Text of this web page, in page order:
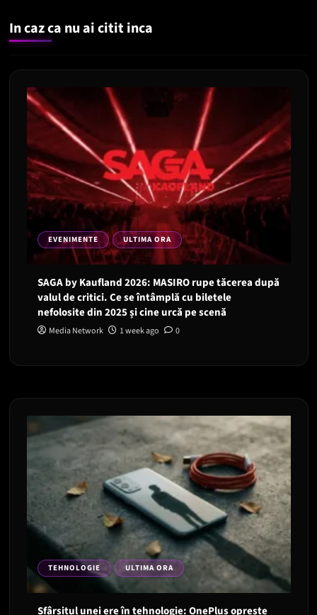
In caz ca nu ai citit inca
EVENIMENTE ULTIMA ORA
SAGA by Kaufland 2026: MASIRO rupe tăcerea după
valul de critici. Ce se întâmplă cu biletele
nefolosite din 2025 și cine urcă pe scenă
Media Network 1 week ago 0
TEHNOLOGIE ULTIMA ORA
Sfârșitul unei ere în tehnologie: OnePlus oprește